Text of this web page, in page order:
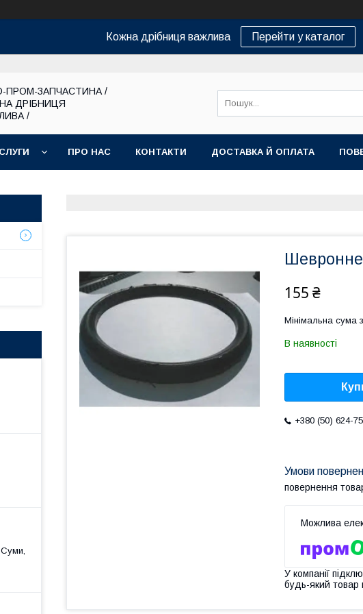
Кожна дрібниця важлива Перейти у каталог
ПРОМ-ЗАПЧАСТИНА /
ДРІБНИЦЯ
/
ПРО НАС КОНТАКТИ ДОСТАВКА Й ОПЛАТА
Шевронне
155 ₴
Мінімальна сума
В наявності
+380 (50) 624-
повернення
У компанії
будь-який товар
Суми,